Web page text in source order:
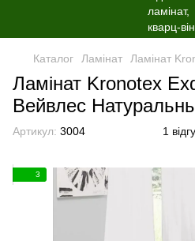
Каталог Ламінат Ламінат
Ламінат Kronotex
Вейвлес
Артикул: 3004 1
3